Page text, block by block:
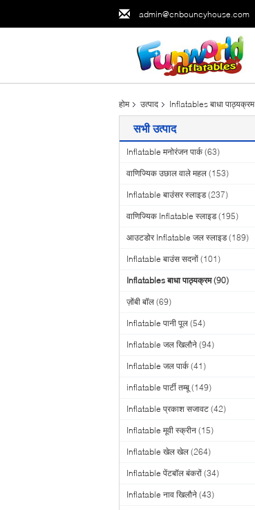
admin@cnbouncyhouse.com
होम उत्पाद Inflatables बाधा पाठ्यक्रम
सभी उत्पाद
Inflatable मनोरंजन पार्क (63)
वाणिज्यिक उछाल वाले महल (153)
Inflatable बाउंसर स्लाइड (237)
वाणिज्यिक Inflatable स्लाइड (195)
आउटडोर Inflatable जल स्लाइड (189)
Inflatable बाउंस सदनों (101)
Inflatables बाधा पाठ्यक्रम (90)
ज़ोंबी बॉल (69)
Inflatable पानी पूल (54)
Inflatable जल खिलौने (94)
Inflatable जल पार्क (41)
inflatable पार्टी तम्बू (149)
Inflatable प्रकाश सजावट (42)
Inflatable मूवी स्क्रीन (15)
Inflatable खेल खेल (264)
Inflatable पेंटबॉल बंकरों (34)
Inflatable नाव खिलौने (43)